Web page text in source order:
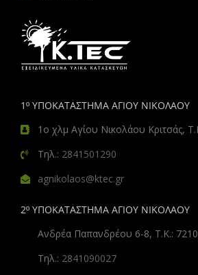
1º ΥΠΟΚΑΤΑΣΤΗΜΑ ΑΓΙΟΥ ΝΙΚΟΛΑΟΥ
1ο χλμ Αγίου Νικολάου Κριτσάς,
Τηλ.: 2841501290
agnikolaos@ktec.gr
2º ΥΠΟΚΑΤΑΣΤΗΜΑ ΑΓΙΟΥ ΝΙΚΟΛΑΟΥ
Ανδρέα Παπανδρέου 6-8, Τ.Κ.:
Τηλ.: 2841090027